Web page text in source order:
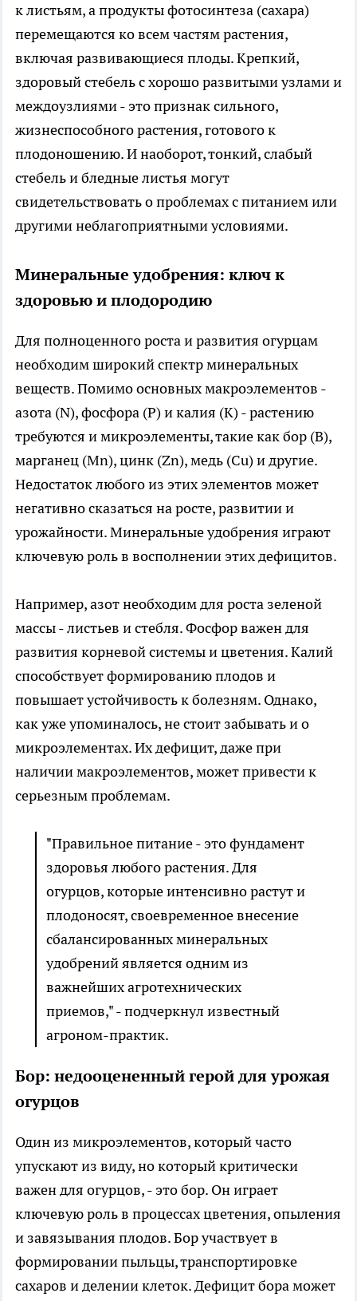
к листьям, а продукты фотосинтеза (сахара)
перемещаются ко всем частям растения,
включая развивающиеся плоды. Крепкий,
здоровый стебель с хорошо развитыми узлами и
междоузлиями - это признак сильного,
жизнеспособного растения, готового к
плодоношению. И наоборот, тонкий, слабый
стебель и бледные листья могут
свидетельствовать о проблемах с питанием или
другими неблагоприятными условиями.
Минеральные удобрения: ключ к
здоровью и плодородию
Для полноценного роста и развития огурцам
необходим широкий спектр минеральных
веществ. Помимо основных макроэлементов -
азота (N), фосфора (P) и калия (K) - растению
требуются и микроэлементы, такие как бор (B),
марганец (Mn), цинк (Zn), медь (Cu) и другие.
Недостаток любого из этих элементов может
негативно сказаться на росте, развитии и
урожайности. Минеральные удобрения играют
ключевую роль в восполнении этих дефицитов.
Например, азот необходим для роста зеленой
массы - листьев и стебля. Фосфор важен для
развития корневой системы и цветения. Калий
способствует формированию плодов и
повышает устойчивость к болезням. Однако,
как уже упоминалось, не стоит забывать и о
микроэлементах. Их дефицит, даже при
наличии макроэлементов, может привести к
серьезным проблемам.
"Правильное питание - это фундамент
здоровья любого растения. Для
огурцов, которые интенсивно растут и
плодоносят, своевременное внесение
сбалансированных минеральных
удобрений является одним из
важнейших агротехнических
приемов," - подчеркнул известный
агроном-практик.
Бор: недооцененный герой для урожая
огурцов
Один из микроэлементов, который часто
упускают из виду, но который критически
важен для огурцов, - это бор. Он играет
ключевую роль в процессах цветения, опыления
и завязывания плодов. Бор участвует в
формировании пыльцы, транспортировке
сахаров и делении клеток. Дефицит бора может